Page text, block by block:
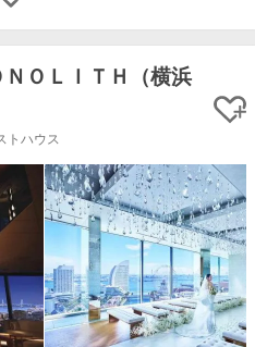
ＯＬＩＴＨ（横浜
トハウス